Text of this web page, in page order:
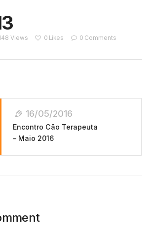
Views 0 Likes 0 Comments
16/05/2016
Encontro Cão Terapeuta
– Maio 2016